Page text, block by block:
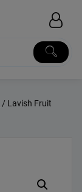
/ Lavish Fruit